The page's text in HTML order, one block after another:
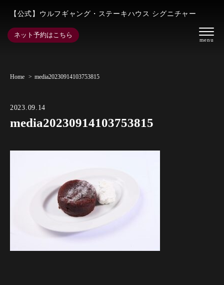
【公式】ウルフギャング・ステーキハウス シグニチャー
ネット予約はこちら
Home media20230914103753815
2023.09.14
media20230914103753815